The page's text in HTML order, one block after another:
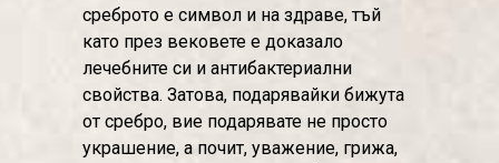
среброто е символ и на здраве, тъй
като през вековете е доказало
лечебните си и антибактериални
свойства. Затова, подарявайки бижута
от сребро, вие подарявате не просто
украшение, а почит, уважение, грижа,